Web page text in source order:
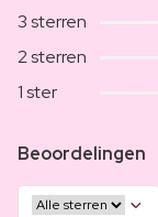
3 sterren
2 sterren
1 ster
Beoordelingen